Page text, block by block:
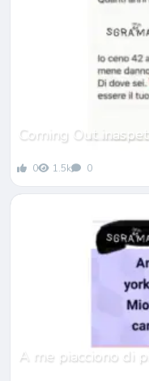
Coming Out
0 1.5k 0
A me piacciono di